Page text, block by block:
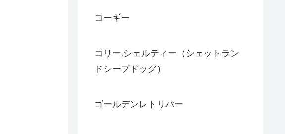
コーギー
コリー,シェルティー（シェットラン
ドシープドッグ）
ゴールデンレトリバー